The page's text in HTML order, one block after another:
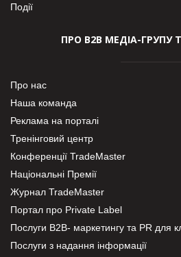
Події
ПРО В2В МЕДІА-ГРУПУ
Про нас
Наша команда
Реклама на порталі
Тренінговий центр
Конференції TradeMaster
Національні Премії
Журнал TradeMaster
Портал про Private Label
Послуги В2В- маркетингу та PR для
Послуги з надання інформації